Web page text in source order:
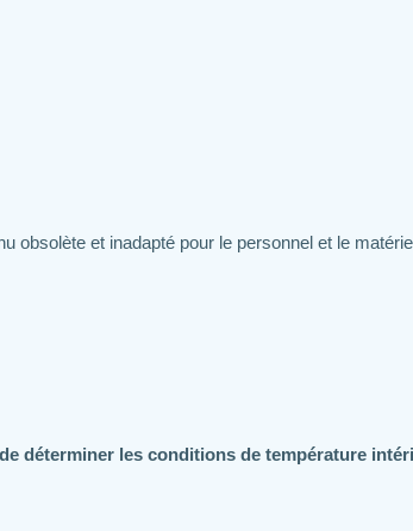
obsolète et inadapté pour le personnel et le
déterminer les conditions de température